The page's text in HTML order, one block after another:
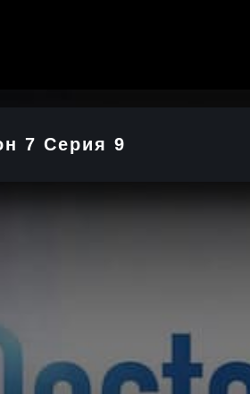
7 Серия 9